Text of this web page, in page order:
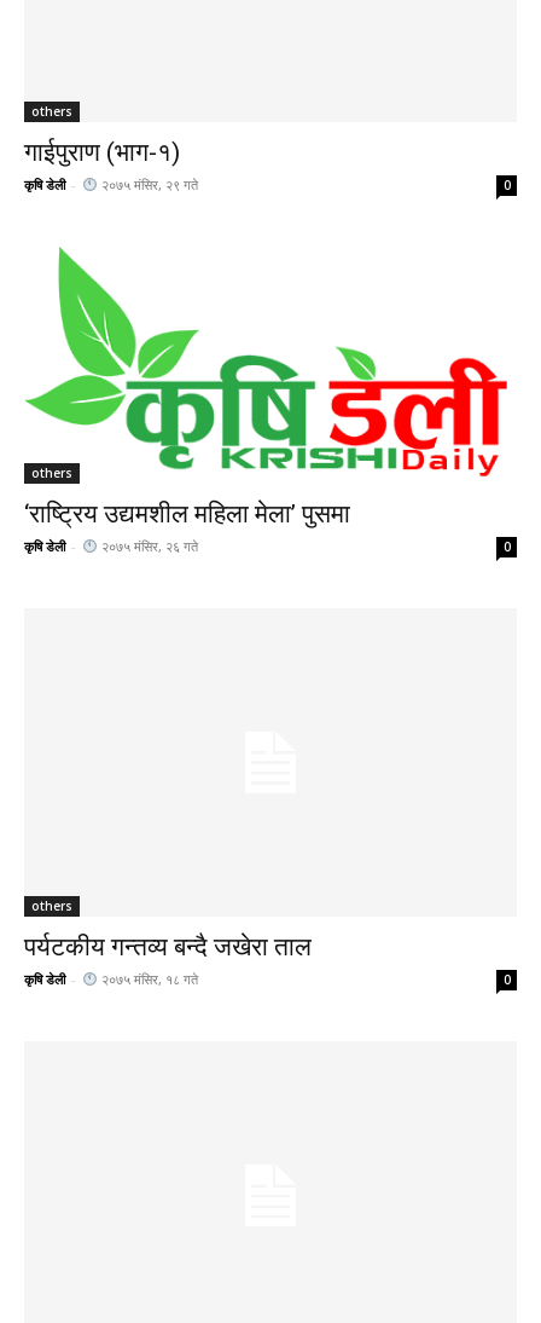
others
गाईपुराण (भाग-१)
कृषि डेली - २०७५ मंसिर, २९ गते 0
others
‘राष्ट्रिय उद्यमशील महिला मेला’ पुसमा
कृषि डेली - २०७५ मंसिर, २६ गते 0
others
पर्यटकीय गन्तव्य बन्दै जखेरा ताल
कृषि डेली - २०७५ मंसिर, १८ गते 0